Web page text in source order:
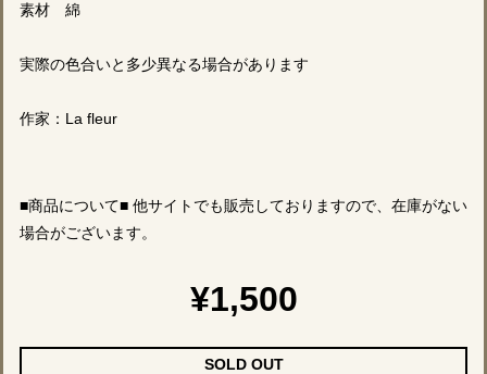
素材 綿
実際の色合いと多少異なる場合があります
作家：La fleur
■商品について■ 他サイトでも販売しておりますので、在庫がない
場合がございます。
¥1,500
SOLD OUT